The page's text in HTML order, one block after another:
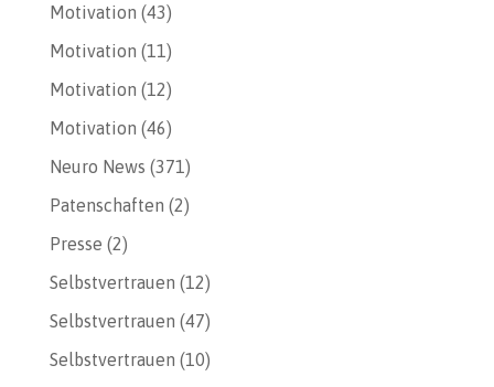
Motivation (43)
Motivation (11)
Motivation (12)
Motivation (46)
Neuro News (371)
Patenschaften (2)
Presse (2)
Selbstvertrauen (12)
Selbstvertrauen (47)
Selbstvertrauen (10)